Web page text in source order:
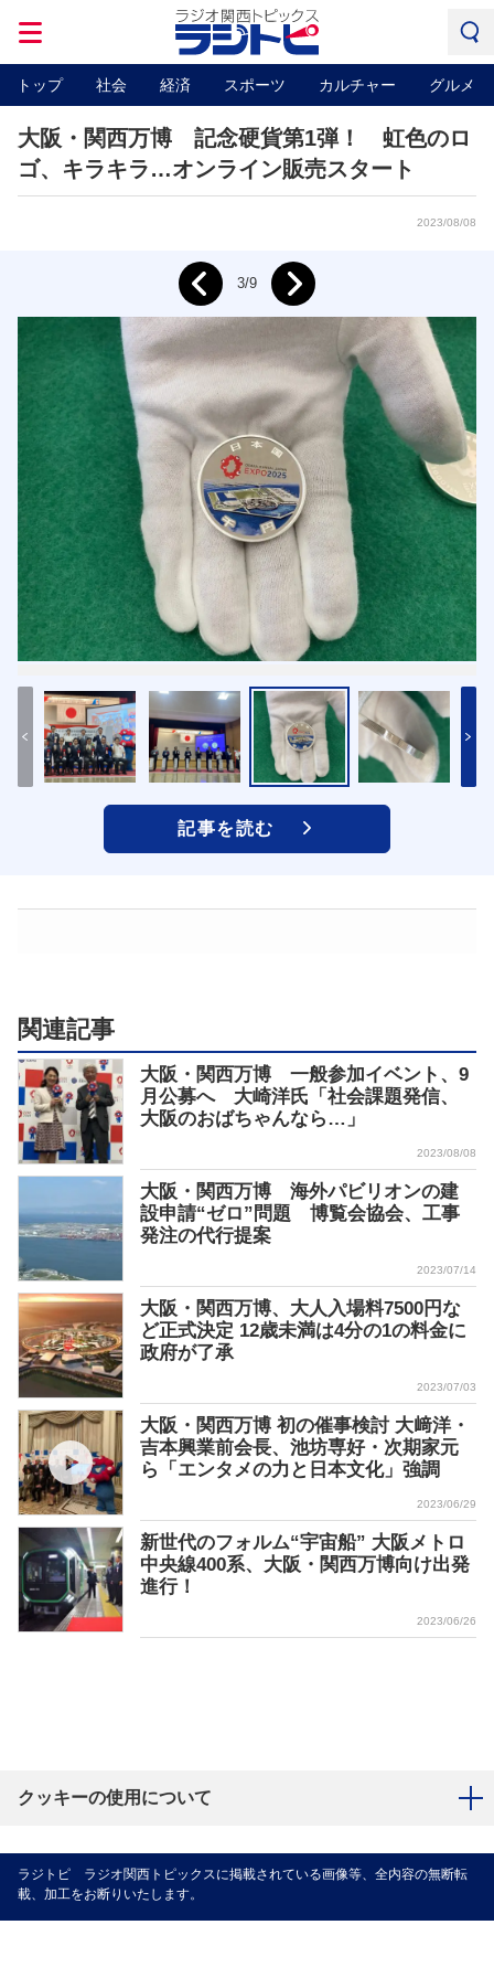
トップ 社会 経済 スポーツ カルチャー グルメ
大阪・関西万博 記念硬貨第1弾！ 虹色のロ
ゴ、キラキラ…オンライン販売スタート
2023/08/08
Prev 3/9 Next
記事を読む
関連記事
大阪・関西万博 一般参加イベント、9
月公募へ 大崎洋氏「社会課題発信、
大阪のおばちゃんなら…」
2023/08/08
大阪・関西万博 海外パビリオンの建
設申請“ゼロ”問題 博覧会協会、工事
発注の代行提案
2023/07/14
大阪・関西万博、大人入場料7500円な
ど正式決定 12歳未満は4分の1の料金に
政府が了承
2023/07/03
大阪・関西万博 初の催事検討 大﨑洋・
吉本興業前会長、池坊専好・次期家元
ら「エンタメの力と日本文化」強調
2023/06/29
新世代のフォルム“宇宙船” 大阪メトロ
中央線400系、大阪・関西万博向け出発
進行！
2023/06/26
クッキーの使用について
ラジトピ ラジオ関西トピックスに掲載されている画像等、全内容の無断転
載、加工をお断りいたします。